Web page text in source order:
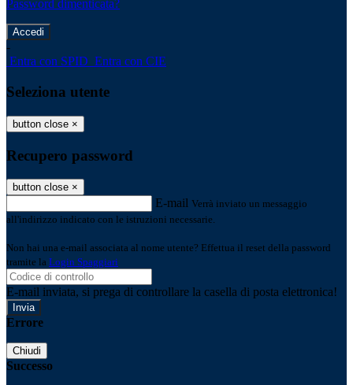
Password dimenticata?
-
Entra con SPID Entra con CIE
Seleziona utente
button close ×
Recupero password
button close ×
E-mail Verrà inviato un messaggio
all'indirizzo indicato con le istruzioni necessarie.
Non hai una e-mail associata al nome utente? Effettua il reset della password
tramite la Login Spaggiari
E-mail inviata, si prega di controllare la casella di posta elettronica!
Errore
Chiudi
Successo